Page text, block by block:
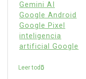
Gemini AI
Google Android
Google Pixel
inteligencia
artificial Google
Leer todo